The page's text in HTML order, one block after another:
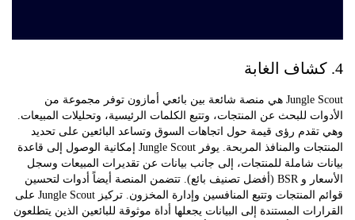
Jungle Scout هي منصة شائعة بين بائعي أمازون توفر مجموعة من
للبحث عن المنتجات، وتتبع الكلمات الرئيسية، وتحليلات المبيعات.
رؤى قيمة حول اتجاهات السوق وتساعد البائعين على تحديد
المنتجات والمنافذ المربحة. يوفر Jungle Scout إمكانية الوصول إلى قاعدة
شاملة للمنتجات، إلى جانب بيانات عن تقديرات المبيعات وسجل
الأسعار و BSR (أفضل تصنيف بائع). تتضمن المنصة أيضاً أدوات لتحسين
قوائم المنتجات وتتبع المنافسين وإدارة المخزون. تركيز Jungle Scout على
المستندة إلى البيانات يجعلها أداة موثوقة للبائعين الذين يتطلعون